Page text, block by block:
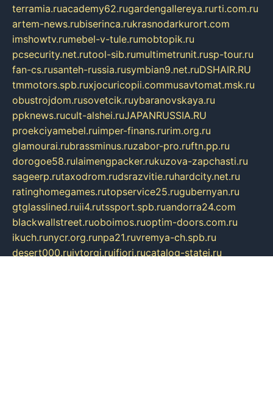
terramia.ruacademy62.rugardengallereya.rurti.com.ru
artem-news.rubiserinca.rukrasnodarkurort.com
imshowtv.rumebel-v-tule.rumobtopik.ru
pcsecurity.net.rutool-sib.rumultimetrunit.rusp-tour.ru
fan-cs.rusanteh-russia.rusymbian9.net.ruDSHAIR.RU
tmmotors.spb.ruxjocuricopii.commusavtomat.msk.ru
obustrojdom.rusovetcik.ruybaranovskaya.ru
ppknews.rucult-alshei.ruJAPANRUSSIA.RU
proekciyamebel.ruimper-finans.rurim.org.ru
glamourai.rubrassminus.ruzabor-pro.ruftn.pp.ru
dorogoe58.rulaimengpacker.rukuzova-zapchasti.ru
sageerp.rutaxodrom.rudsrazvitie.ruhardcity.net.ru
ratinghomegames.rutopservice25.rugubernyan.ru
gtglasslined.ruii4.rutssport.spb.ruandorra24.com
blackwallstreet.ruoboimos.ruoptim-doors.com.ru
ikuch.runycr.org.runpa21.ruvremya-ch.spb.ru
desert000.ruivtorgi.ruifiori.rucatalog-statei.ru